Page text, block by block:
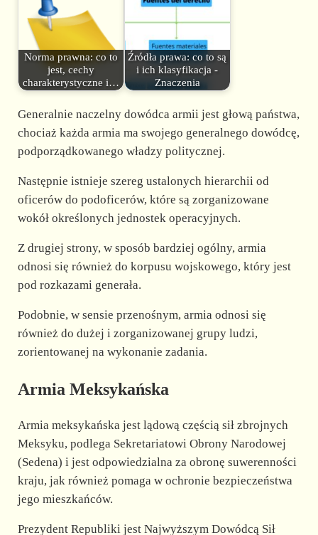
Norma prawna: co to
jest, cechy
charakterystyczne i…
Źródła prawa: co to są
i ich klasyfikacja -
Znaczenia
Generalnie naczelny dowódca armii jest głową państwa,
chociaż każda armia ma swojego generalnego dowódcę,
podporządkowanego władzy politycznej.
Następnie istnieje szereg ustalonych hierarchii od
oficerów do podoficerów, które są zorganizowane
wokół określonych jednostek operacyjnych.
Z drugiej strony, w sposób bardziej ogólny, armia
odnosi się również do korpusu wojskowego, który jest
pod rozkazami generała.
Podobnie, w sensie przenośnym, armia odnosi się
również do dużej i zorganizowanej grupy ludzi,
zorientowanej na wykonanie zadania.
Armia Meksykańska
Armia meksykańska jest lądową częścią sił zbrojnych
Meksyku, podlega Sekretariatowi Obrony Narodowej
(Sedena) i jest odpowiedzialna za obronę suwerenności
kraju, jak również pomaga w ochronie bezpieczeństwa
jego mieszkańców.
Prezydent Republiki jest Najwyższym Dowódcą Sił